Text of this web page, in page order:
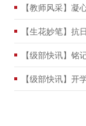
【级部快讯】开